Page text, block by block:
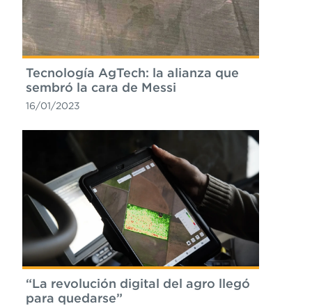
Tecnología AgTech: la alianza que
sembró la cara de Messi
16/01/2023
“La revolución digital del agro llegó
para quedarse”